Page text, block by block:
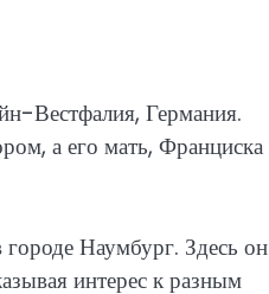
Вестфалия, Германия.
а его мать, Франциска
Наумбург. Здесь он
интерес к разным